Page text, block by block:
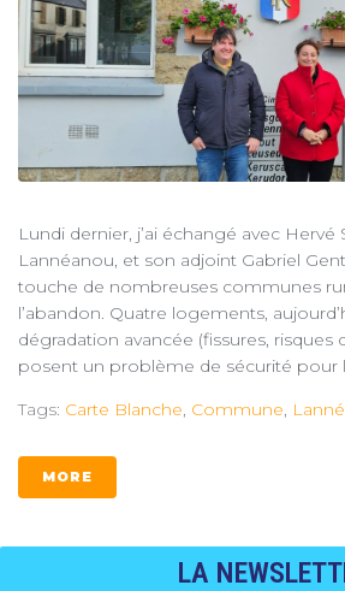
Lundi dernier, j’ai échangé avec Hervé
Lannéanou, et son adjoint Gabriel
touche de nombreuses communes
l’abandon. Quatre logements,
dégradation avancée (fissures, risques
posent un problème de sécurité pour
Tags: Carte Blanche, Commune,
MORE
LA